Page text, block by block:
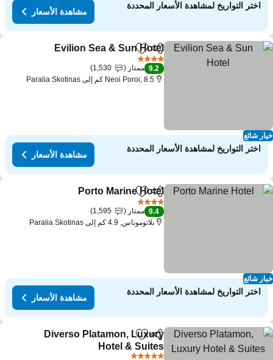
اختر التواريخ لمشاهدة الأسعار المحددة
مشاهدة الأسعار
شائع
مشاركةAdd to favorites
Evilion Sea & Sun Hotel
9.2 ممتاز
1,530
Neoi Poroi, 8.5 كم إلى Paralia Skotinas
اختر التواريخ لمشاهدة الأسعار المحددة
مشاهدة الأسعار
شائع
مشاركةAdd to favorites
Porto Marine Hotel
9.4 ممتاز
1,595
بلاتوموناس, 4.9 كم إلى Paralia Skotinas
اختر التواريخ لمشاهدة الأسعار المحددة
مشاهدة الأسعار
مشاركةAdd to favorites
Diverso Platamon, Luxury
Hotel & Suites